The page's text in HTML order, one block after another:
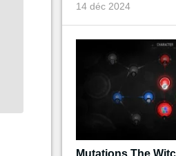
14 déc 2024
Mutations The